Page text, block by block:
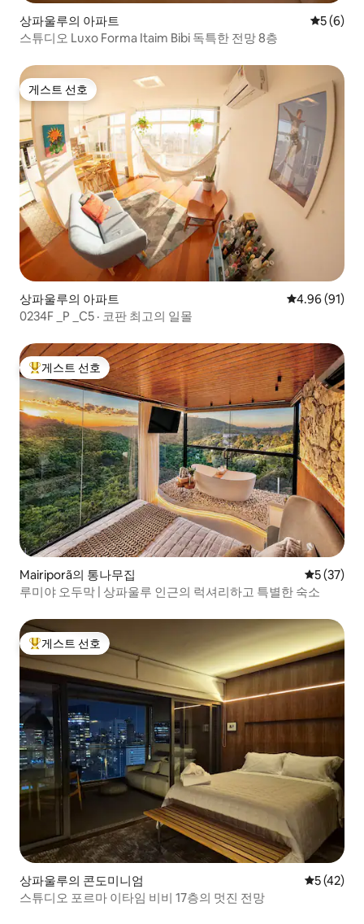
상파울루의 아파트 평점 5점
5 (6)
스튜디오 Luxo Forma Itaim Bibi 독특한 전망 8층
게스트 선호
게스트 선호
상파울루의 아파트 평점 4.96점(5
4.96 (91)
0234F _P _C5 · 코판 최고의 일몰
상위 게스트 선호
게스트 선호
Mairiporã의 통나무집 평점 5점
5 (37)
루미야 오두막 | 상파울루 인근의 럭셔리하고 특별한 숙소
상위 게스트 선호
게스트 선호
상파울루의 콘도미니엄 평점 5점
5 (42)
스튜디오 포르마 이타임 비비 17층의 멋진 전망